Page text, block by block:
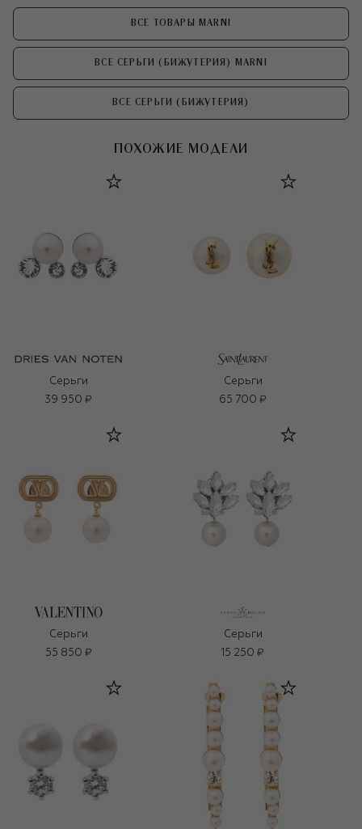
ВСЕ ТОВАРЫ MARNI
ВСЕ СЕРЬГИ (БИЖУТЕРИЯ) MARNI
ВСЕ СЕРЬГИ (БИЖУТЕРИЯ)
ПОХОЖИЕ МОДЕЛИ
Серьги
39 950 ₽
Серьги
65 700 ₽
Серьги
55 850 ₽
Серьги
15 250 ₽